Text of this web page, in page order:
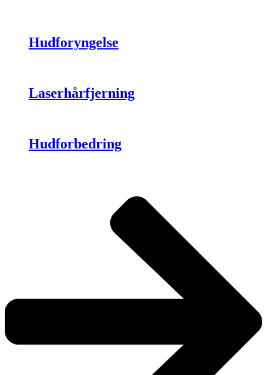
Hudforyngelse
Laserhårfjerning
Hudforbedring